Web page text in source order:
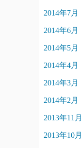
2014年7月
2014年6月
2014年5月
2014年4月
2014年3月
2014年2月
2013年11月
2013年10月